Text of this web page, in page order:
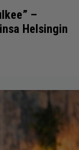
–
Helsingin